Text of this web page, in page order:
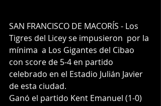
SAN FRANCISCO DE MACORÍS - Los
Tigres del Licey se impusieron  por la
mínima  a Los Gigantes del Cibao
con score de 5-4 en partido
celebrado en el Estadio Julián Javier
de esta ciudad.
Ganó el partido Kent Emanuel (1-0)